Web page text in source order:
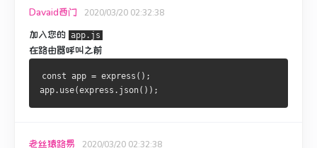
Davaid西门 2020/03/20 02:32:38
加入您的 app.js
在路由器呼叫之前
const app = express();
app.use(express.json());
老丝猿路易 2020/03/20 02:32:38